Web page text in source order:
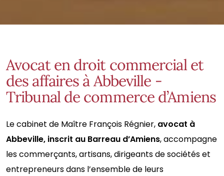
Avocat en droit commercial et
des affaires à Abbeville -
Tribunal de commerce d’Amiens
Le cabinet de Maître François Régnier, avocat à
Abbeville, inscrit au Barreau d’Amiens, accompagne
les commerçants, artisans, dirigeants de sociétés et
entrepreneurs dans l’ensemble de leurs